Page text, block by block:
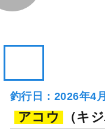
釣行日：2026年4
アコウ （キ